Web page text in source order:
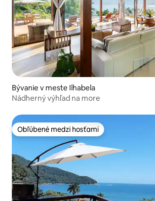
Bývanie v meste Ilhabela
Nádherný výhľad na more
Obľúbené medzi hosťami
Obľúbené medzi hosťami